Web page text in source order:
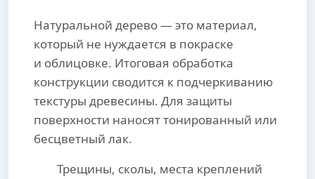
Натуральной дерево — это материал,
который не нуждается в покраске
и облицовке. Итоговая обработка
конструкции сводится к подчеркиванию
текстуры древесины. Для защиты
поверхности наносят тонированный или
бесцветный лак.
Трещины, сколы, места креплений